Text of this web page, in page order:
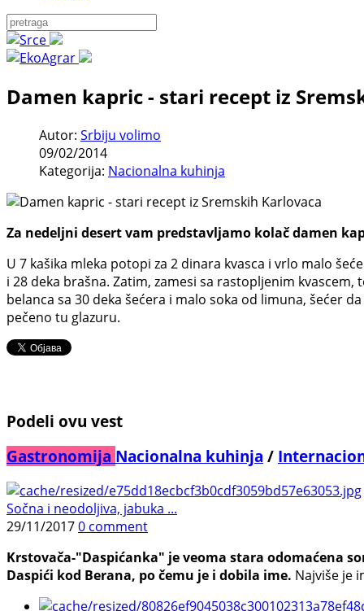
Damen kapric - stari recept iz
Autor: Srbiju volimo
09/02/2014
Kategorija: Nacionalna kuhinja
Za nedeljni desert vam predstavljamo kolač damen
U 7 kašika mleka potopi za 2 dinara kvasca i vrlo malo
i 28 deka brašna. Zatim, zamesi sa rastopljenim
belanca sa 30 deka šećera i malo soka od limuna, šećer
pečeno tu glazuru.
Podeli ovu vest
Gastronomija Nacionalna kuhinja /
Sočna i neodoljiva, jabuka ...
29/11/20170 comment
Krstovača-"Daspićanka" je veoma stara odomaćena
Daspići kod Berana, po čemu je i dobila ime. Najviše je